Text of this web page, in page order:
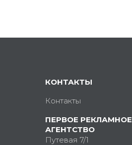
КОНТАКТЫ
Контакты
ПЕРВОЕ РЕКЛАМНОЕ
АГЕНТСТВО
Путевая 7/1